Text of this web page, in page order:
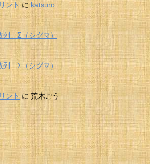
ト に katsuro
Σ（シグマ）
Σ（シグマ）
ト に 荒木ごう